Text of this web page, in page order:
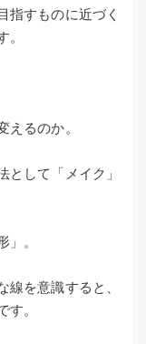
指すものに近づく
えるのか。
として「メイク」
」。
を意識すると、
す。